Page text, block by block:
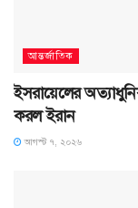
আন্তর্জাতিক
ইসরায়েলের
করল ইরান
আগস্ট ৭, ২০২৬